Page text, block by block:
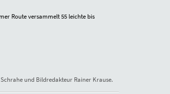
Route versammelt 55 leichte bis
und Bildredakteur Rainer Krause.